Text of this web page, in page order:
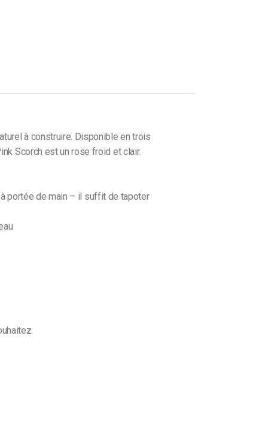
à construire. Disponible en trois
Scorch est un rose froid et clair.
à portée de main – il suffit de tapoter